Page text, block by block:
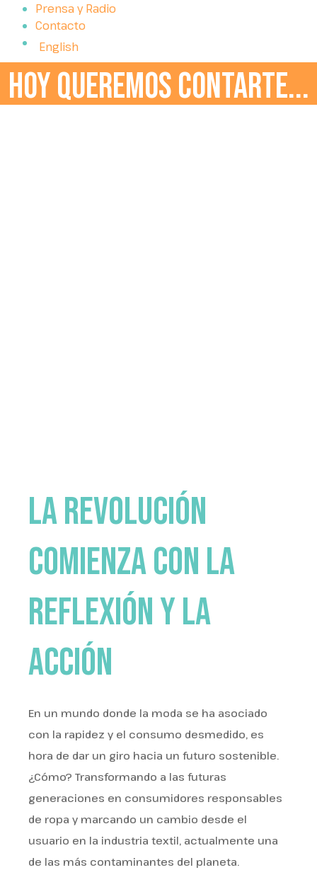
Prensa y Radio
Contacto
English
hoy queremos contarte...
La revolución
comienza con la
reflexión y la
acción
En un mundo donde la moda se ha asociado
con la rapidez y el consumo desmedido, es
hora de dar un giro hacia un futuro sostenible.
¿Cómo? Transformando a las futuras
generaciones en consumidores responsables
de ropa y marcando un cambio desde el
usuario en la industria textil, actualmente una
de las más contaminantes del planeta.